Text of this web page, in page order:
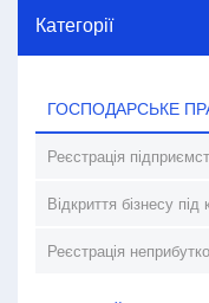
Категорії
ГОСПОДАРСЬКЕ
Реєстрація
Відкриття бізнесу під
Реєстрація